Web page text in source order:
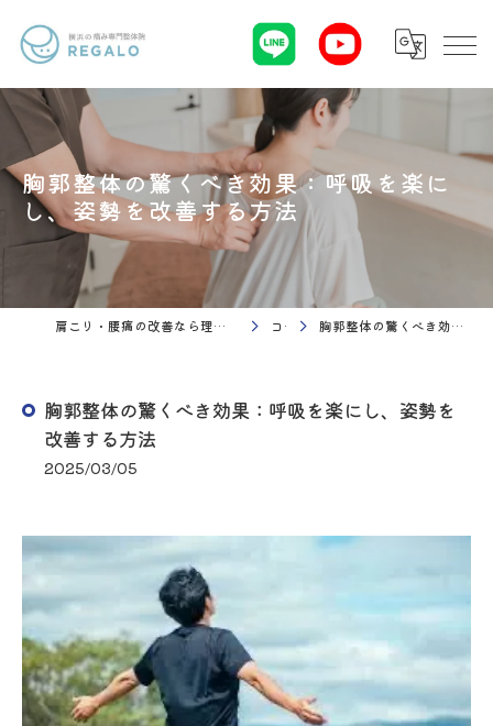
胸郭整体の驚くべき効果：呼吸を楽に
し、姿勢を改善する方法
肩こり・腰痛の改善なら理学療法 整体院Regalo（横浜市神奈川区白楽駅） コラム 胸郭整体の驚くべき効果：呼吸を楽にし、姿勢を改善する方法
胸郭整体の驚くべき効果：呼吸を楽にし、姿勢を
改善する方法
2025/03/05